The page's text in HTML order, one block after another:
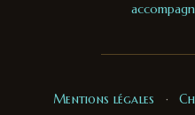
Mentions légales ·